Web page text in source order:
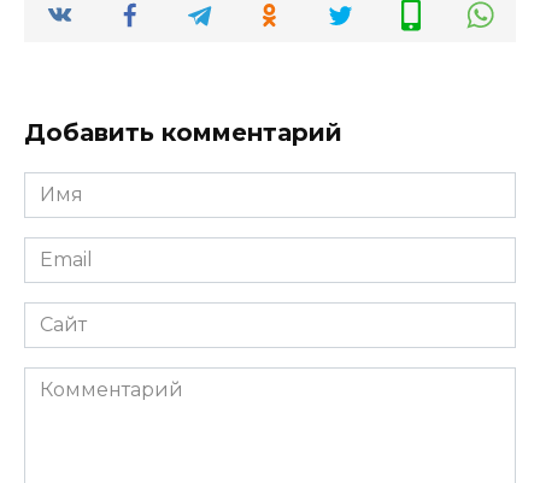
Добавить комментарий
Имя
Email
Сайт
Комментарий